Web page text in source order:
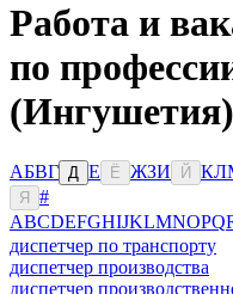
Работа и
по
(Ингушетия)
АБВГ Д Е Ё ЖЗИ Й КЛ
Я
#
ABCDEFGHIJKLMNOPQ
диспетчер по транспорту
диспетчер производства
диспетчер